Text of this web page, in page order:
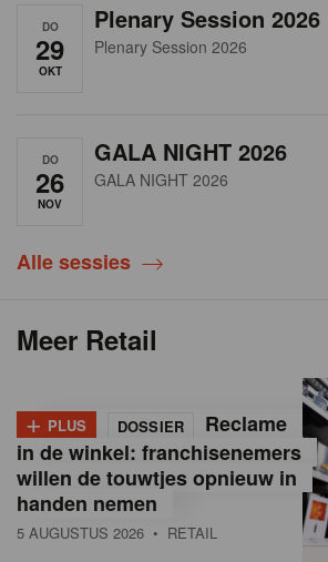
DO
29
OKT
Plenary Session 2026
Plenary Session 2026
DO
26
NOV
GALA NIGHT 2026
GALA NIGHT 2026
Alle sessies
Meer Retail
+ PLUS DOSSIER
Reclame
in de winkel: franchisenemers
willen de touwtjes opnieuw in
handen nemen
5 AUGUSTUS 2026 • RETAIL